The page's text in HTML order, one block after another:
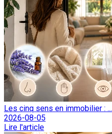
Les cinq sens en immobilier : ...
2026-08-05
Lire l'article